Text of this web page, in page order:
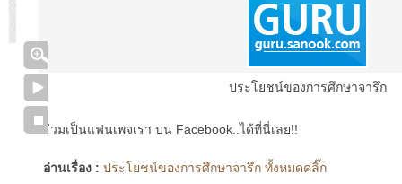
ประโยชน์ของการศึกษาจารึก
ร่วมเป็นแฟนเพจเรา บน Facebook..ได้ที่นี่เลย!!
อ่านเรื่อง : ประโยชน์ของการศึกษาจารึก ทั้งหมดคลิ๊ก